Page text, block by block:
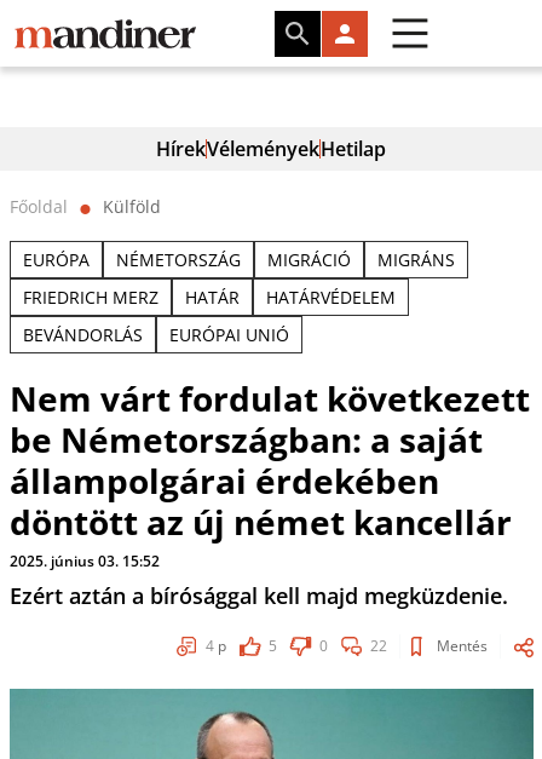
HírekVéleményekHetilap
Főoldal ⬤ Külföld
EURÓPA NÉMETORSZÁG MIGRÁCIÓ
MIGRÁNS
FRIEDRICH MERZ
HATÁR
HATÁRVÉDELEM
BEVÁNDORLÁS
EURÓPAI UNIÓ
Nem várt fordulat következett
be Németországban: a saját
állampolgárai érdekében
döntött az új német kancellár
2025. június 03. 15:52
Ezért aztán a bírósággal kell majd megküzdenie.
4 p 5 0 22 Mentés